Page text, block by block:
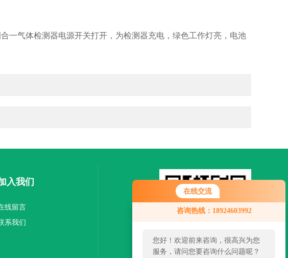
在线交流
咨询热线：18924603992
您好！欢迎前来咨询，很高兴为您
服务，请问您要咨询什么问题呢？
气体检测器电源开关打开，为检测器充电，绿色工作灯亮，电池
入我们
线留言
系我们